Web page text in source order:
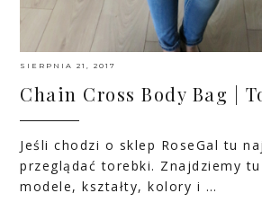
SIERPNIA 21, 2017
Chain Cross Body Bag |
Jeśli chodzi o sklep RoseGal tu
przeglądać torebki. Znajdziemy
modele, kształty, kolory i …